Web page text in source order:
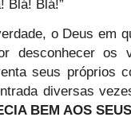
Blá! Blá!”
o Deus em
desconhecer os
seus próprios
diversas
BEM AOS